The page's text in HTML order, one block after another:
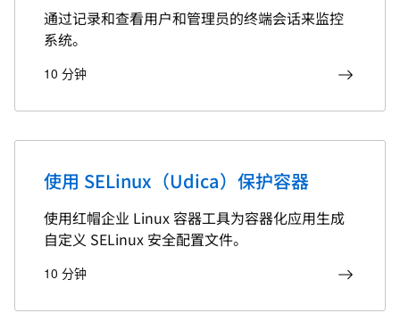
通过记录和查看用户和管理员的终端会话来监控
系统。
10 分钟
使用 SELinux（Udica）保护容器
使用红帽企业 Linux 容器工具为容器化应用生成
自定义 SELinux 安全配置文件。
10 分钟